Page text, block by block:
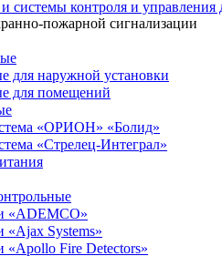
системы контроля и управления
пожарной сигнализации
для наружной установки
для помещений
«ОРИОН» «Болид»
«Стрелец-Интеграл»
«ADEMCO»
Systems»
Fire Detectors»